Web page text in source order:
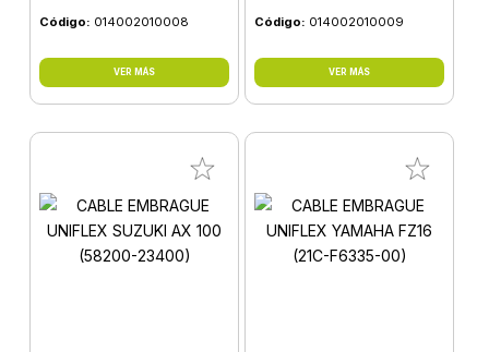
Código: 014002010008
VER MÁS
Código: 014002010009
VER MÁS